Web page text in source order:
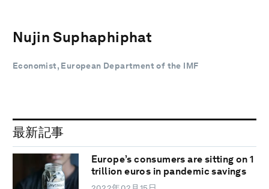
Nujin Suphaphiphat
Economist, European Department of the IMF
最新記事
Europe’s consumers are sitting on 1
trillion euros in pandemic savings